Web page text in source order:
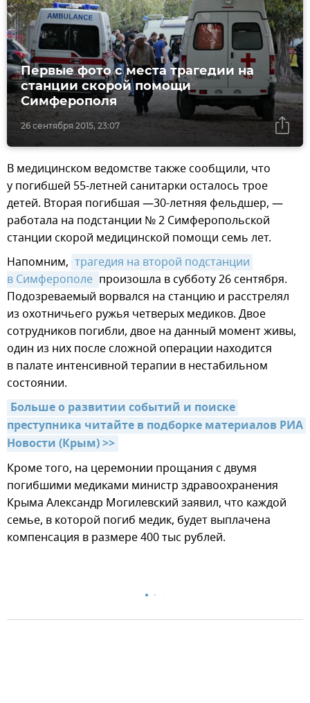
26 сентября 2015, 23:07
Первые фото с места трагедии на
станции скорой помощи
Симферополя
В медицинском ведомстве также сообщили, что
у погибшей 55-летней санитарки осталось трое
детей. Вторая погибшая —30-летняя фельдшер, —
работала на подстанции № 2 Симферопольской
станции скорой медицинской помощи семь лет.
Напомним, трагедия на второй подстанции
в Симферополе произошла в субботу 26 сентября.
Подозреваемый ворвался на станцию и расстрелял
из охотничьего ружья четверых медиков. Двое
сотрудников погибли, двое на данный момент живы,
один из них после сложной операции находится
в палате интенсивной терапии в нестабильном
состоянии.
Больше о развитии событий и поиске
преступника читайте в подборке материалов РИА
Новости (Крым) >>
Кроме того, на церемонии прощания с двумя
погибшими медиками министр здравоохранения
Крыма Александр Могилевский заявил, что каждой
семье, в которой погиб медик, будет выплачена
компенсация в размере 400 тыс рублей.